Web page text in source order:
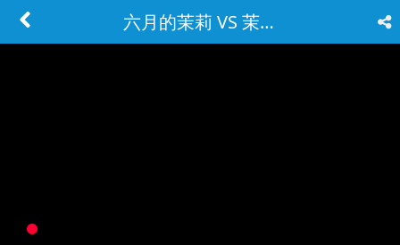
六月的茉莉 VS 茉莉花